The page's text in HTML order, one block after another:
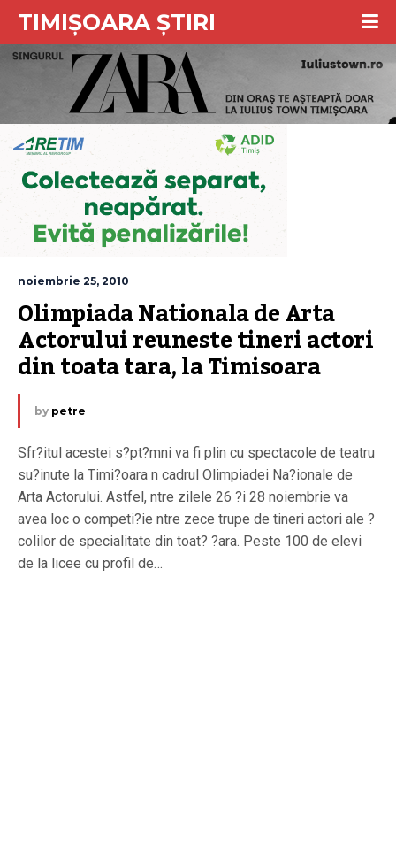
TIMIȘOARA ȘTIRI
noiembrie 25, 2010
Olimpiada Nationala de Arta
Actorului reuneste tineri actori
din toata tara, la Timisoara
by petre
Sfr?itul acestei s?pt?mni va fi plin cu spectacole de teatru
su?inute la Timi?oara n cadrul Olimpiadei Na?ionale de
Arta Actorului. Astfel, ntre zilele 26 ?i 28 noiembrie va
avea loc o competi?ie ntre zece trupe de tineri actori ale ?
colilor de specialitate din toat? ?ara. Peste 100 de elevi
de la licee cu profil de…